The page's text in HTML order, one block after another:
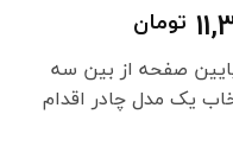
تومان
قیمت:
تا
صفحه از بین سه
یک مدل چادر اقدام